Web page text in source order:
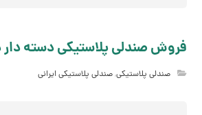
فروش صندلی پلاستیکی دسته دار
صندلی پلاستیکی,صندلی پلاستیکی ایرانی